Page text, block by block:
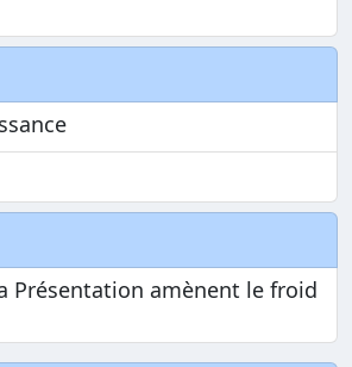
Présentation amènent le froid